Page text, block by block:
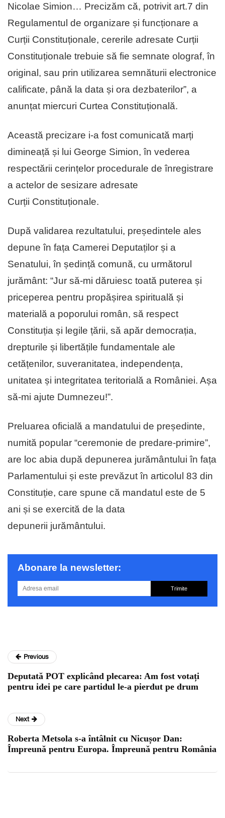
Nicolae Simion… Precizăm că, potrivit art.7 din
Regulamentul de organizare și funcționare a
Curții Constituționale, cererile adresate Curții
Constituționale trebuie să fie semnate olograf, în
original, sau prin utilizarea semnăturii electronice
calificate, până la data și ora dezbaterilor”, a
anunțat miercuri Curtea Constituțională.
Această precizare i-a fost comunicată marți
dimineață și lui George Simion, în vederea
respectării cerințelor procedurale de înregistrare
a actelor de sesizare adresate
Curții Constituționale.
După validarea rezultatului, președintele ales
depune în fața Camerei Deputaților și a
Senatului, în ședință comună, cu următorul
jurământ: “Jur să-mi dăruiesc toată puterea și
priceperea pentru propășirea spirituală și
materială a poporului român, să respect
Constituția și legile țării, să apăr democrația,
drepturile și libertățile fundamentale ale
cetățenilor, suveranitatea, independența,
unitatea și integritatea teritorială a României. Așa
să-mi ajute Dumnezeu!”.
Preluarea oficială a mandatului de președinte,
numită popular “ceremonie de predare-primire”,
are loc abia după depunerea jurământului în fața
Parlamentului și este prevăzut în articolul 83 din
Constituție, care spune că mandatul este de 5
ani și se exercită de la data
depunerii jurământului.
Abonare la newsletter:
Trimite
Previous
Deputată POT explicând plecarea: Am fost votați
pentru idei pe care partidul le-a pierdut pe drum
Next
Roberta Metsola s-a întâlnit cu Nicușor Dan:
Împreună pentru Europa. Împreună pentru România